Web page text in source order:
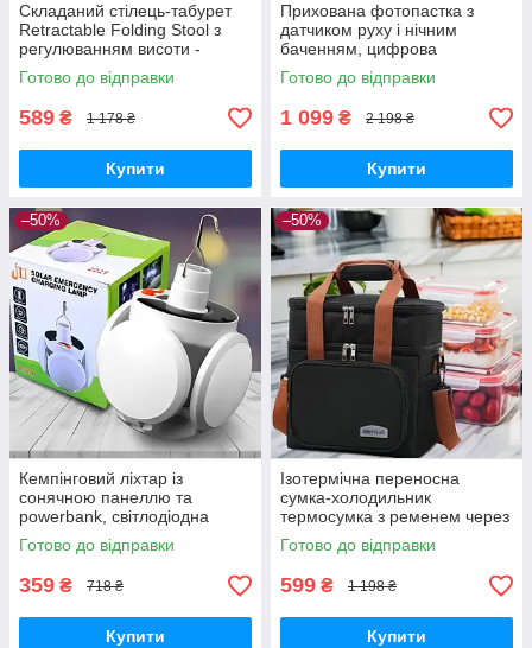
Складаний стілець-табурет
Retractable Folding Stool з
регулюванням висоти -
компактний помічник для
риболовлі і кемпінгу
Готово до відправки
589 ₴ 1 178 ₴
Купити
Прихована фотопастка з
датчиком руху і нічним
баченням, цифрова
мисливська камера для
охорони та спостереження
Готово до відправки
1 099 ₴ 2 198 ₴
Купити
–50%
Кемпінговий ліхтар із
сонячною панеллю та
powerbank, світлодіодна
лампа для кемпінгу, ліхтар з
гачком
Готово до відправки
359 ₴ 718 ₴
Купити
–50%
Ізотермічна переносна
сумка-холодильник
термосумка з ременем через
плече, Термобокс з
відділеннями для пікніка,
кемпінгу риболовлі
Готово до відправки
599 ₴ 1 198 ₴
Купити